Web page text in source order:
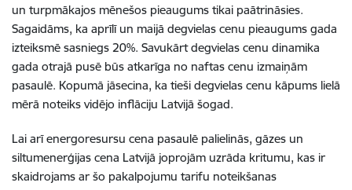
un turpmākajos mēnešos pieaugums tikai paātrināsies.
Sagaidāms, ka aprīlī un maijā degvielas cenu pieaugums gada
izteiksmē sasniegs 20%. Savukārt degvielas cenu dinamika
gada otrajā pusē būs atkarīga no naftas cenu izmaiņām
pasaulē. Kopumā jāsecina, ka tieši degvielas cenu kāpums lielā
mērā noteiks vidējo inflāciju Latvijā šogad.
Lai arī energoresursu cena pasaulē palielinās, gāzes un
siltumenerģijas cena Latvijā joprojām uzrāda kritumu, kas ir
skaidrojams ar šo pakalpojumu tarifu noteikšanas